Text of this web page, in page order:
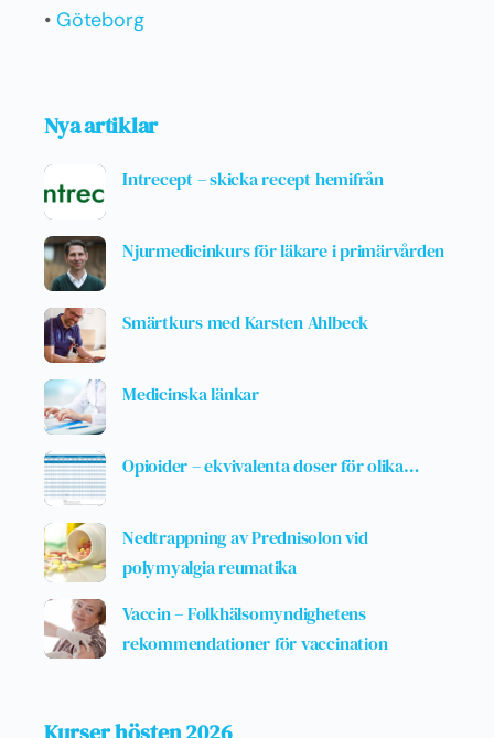
• Göteborg
Nya artiklar
Intrecept – skicka recept hemifrån
Njurmedicinkurs för läkare i primärvården
Smärtkurs med Karsten Ahlbeck
Medicinska länkar
Opioider – ekvivalenta doser för olika…
Nedtrappning av Prednisolon vid
polymyalgia reumatika
Vaccin – Folkhälsomyndighetens
rekommendationer för vaccination